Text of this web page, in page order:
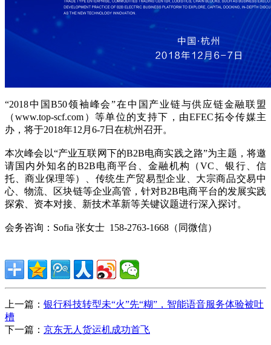
“2018中国B50领袖峰会”在中国产业链与供应链金融联盟
（www.top-scf.com）等单位的支持下，由EFEC拓令传媒主
办，将于2018年12月6-7日在杭州召开。
本次峰会以“产业互联网下的B2B电商实践之路”为主题，将邀
请国内外知名的B2B电商平台、金融机构（VC、银行、信
托、商业保理等）、传统生产贸易型企业、大宗商品交易中
心、物流、区块链等企业高管，针对B2B电商平台的发展实践
探索、资本对接、新技术革新等关键议题进行深入探讨。
会务咨询：Sofia 张女士 158-2763-1668（同微信）
上一篇： 银行科技转型未“火”先“糊”，智能语音服务体验被吐
槽
下一篇： 京东无人货运机成功首飞